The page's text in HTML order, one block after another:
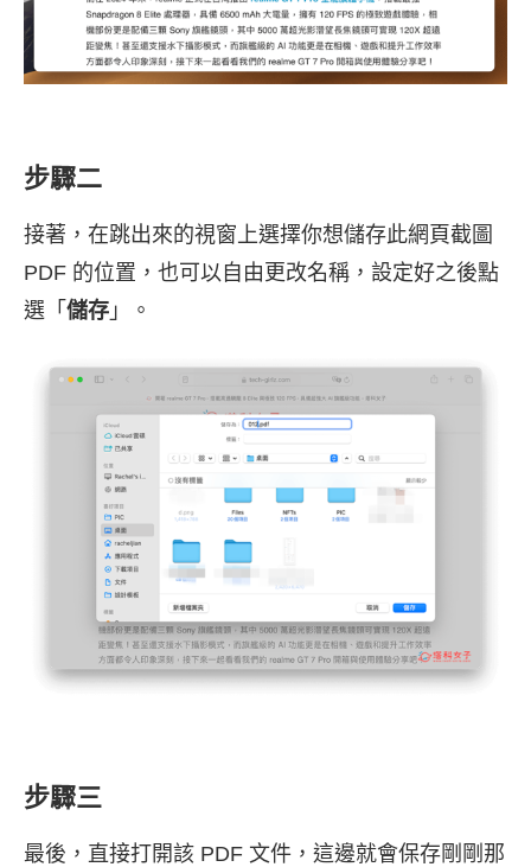
步驟二
接著，在跳出來的視窗上選擇你想儲存此網頁截圖
PDF 的位置，也可以自由更改名稱，設定好之後點
選「 儲存 」。
步驟三
最後，直接打開該 PDF 文件，這邊就會保存剛剛那